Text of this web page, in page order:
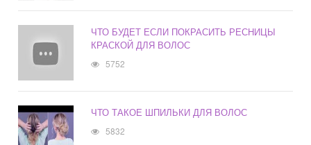
ЧТО БУДЕТ ЕСЛИ ПОКРАСИТЬ РЕСНИЦЫ
КРАСКОЙ ДЛЯ ВОЛОС
5752
ЧТО ТАКОЕ ШПИЛЬКИ ДЛЯ ВОЛОС
5832